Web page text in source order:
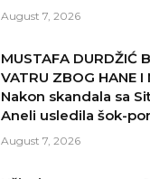
August 7, 2026
MUSTAFA DURDŽIĆ
VATRU ZBOG HANE I
Nakon skandala sa
Aneli usledila šok-
August 7, 2026